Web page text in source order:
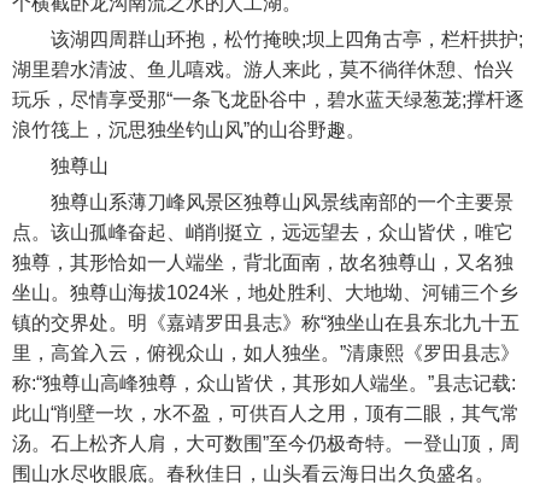
该湖四周群山环抱，松竹掩映;坝上四角古亭，栏杆拱护;
湖里碧水清波、鱼儿嘻戏。游人来此，莫不徜徉休憩、怡兴
玩乐，尽情享受那“一条飞龙卧谷中，碧水蓝天绿葱茏;撑杆逐
浪竹筏上，沉思独坐钓山风”的山谷野趣。
独尊山
独尊山系薄刀峰风景区独尊山风景线南部的一个主要景
点。该山孤峰奋起、峭削挺立，远远望去，众山皆伏，唯它
独尊，其形恰如一人端坐，背北面南，故名独尊山，又名独
坐山。独尊山海拔1024米，地处胜利、大地坳、河铺三个乡
镇的交界处。明《嘉靖罗田县志》称“独坐山在县东北九十五
里，高耸入云，俯视众山，如人独坐。”清康熙《罗田县志》
称:“独尊山高峰独尊，众山皆伏，其形如人端坐。”县志记载:
此山“削壁一坎，水不盈，可供百人之用，顶有二眼，其气常
汤。石上松齐人肩，大可数围”至今仍极奇特。一登山顶，周
围山水尽收眼底。春秋佳日，山头看云海日出久负盛名。